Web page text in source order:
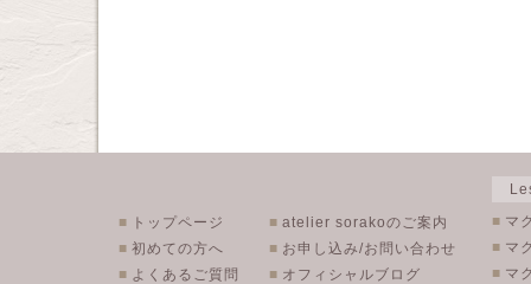
■ トップページ
■ 初めての方へ
■ よくあるご質問
■ atelier sorakoのご案内
■ お申し込み/お問い合わせ
■ オフィシャルブログ
■ マ
■ マ
■ マ